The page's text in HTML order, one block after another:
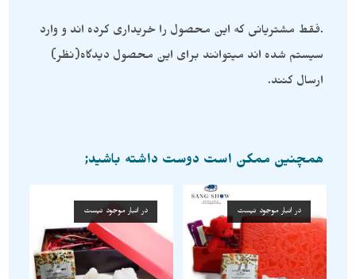
.فقط مشتریانی که این محصول را خریداری کرده اند و وارد
سیستم شده اند میتوانند برای این محصول دیدگاه(نظر)
ارسال کنند.
همچنین ممکن است دوست داشته باشید;
در انبار موجود نیست در انبار موجود نیست